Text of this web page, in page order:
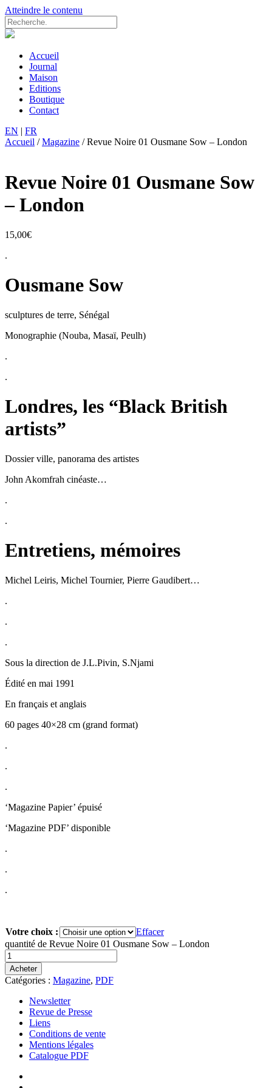
Atteindre le contenu
Accueil
Journal
Maison
Editions
Boutique
Contact
EN | FR
Accueil /Magazine / Revue Noire 01 Ousmane Sow – London
Revue Noire 01 Ousmane Sow
– London
15,00€
.
Ousmane Sow
sculptures de terre, Sénégal
Monographie (Nouba, Masaï, Peulh)
.
.
Londres, les “Black British
artists”
Dossier ville, panorama des artistes
John Akomfrah cinéaste…
.
.
Entretiens, mémoires
Michel Leiris, Michel Tournier, Pierre Gaudibert…
.
.
.
Sous la direction de J.L.Pivin, S.Njami
Édité en mai 1991
En français et anglais
60 pages 40×28 cm (grand format)
.
.
.
‘Magazine Papier’ épuisé
‘Magazine PDF’ disponible
.
.
.
Votre choix :
Effacer
quantité de Revue Noire 01 Ousmane Sow – London
Acheter
Catégories : Magazine, PDF
Newsletter
Revue de Presse
Liens
Conditions de vente
Mentions légales
Catalogue PDF